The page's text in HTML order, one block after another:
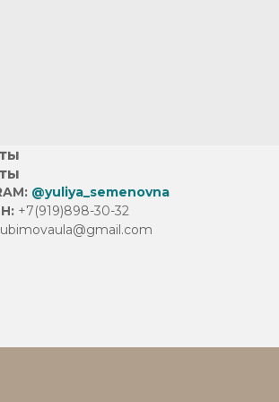
@yuliya_semenovna
+7(919)898-30-32